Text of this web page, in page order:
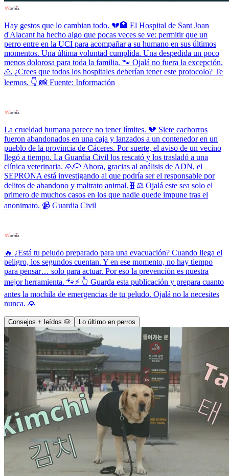
Hay gestos que lo cambian todo. 💔🏥 El Hospital de Sant Joan
d'Alacant ha hecho algo que pocas veces se ve: permitir que un
perro entre en la UCI para acompañar a su humano en sus últimos
momentos. Una última voluntad cumplida. Una despedida un poco
menos dolorosa para toda la familia. 🐾 Ojalá no fuera la excepción.
🙏 ¿Crees que todos los hospitales deberían tener este protocolo? Te
leemos. 👇 📸 Fuente: Información
La crueldad humana parece no tener límites. 💔 Siete cachorros
fueron abandonados en una caja y lanzados a un contenedor en un
pueblo de la provincia de Cáceres. Por suerte, el aviso de un vecino
llegó a tiempo. La Guardia Civil los rescató y los trasladó a una
clínica veterinaria. 🙏🐶 Ahora, gracias al análisis de ADN, el
SEPRONA está investigando al que podría ser el responsable por
delitos de abandono y maltrato animal.🧬⚖️ Ojalá este sea solo el
primero de muchos casos en los que nadie quede impune tras el
anonimato. 📹 Guardia Civil
🔥 ¿Está tu peludo preparado para una evacuación? Cuando llega el
peligro, los segundos cuentan. Y en ese momento, no hay tiempo
para pensar… solo para actuar. Por eso la prevención es nuestra
mejor herramienta. 🐾⚡ 👆 Guarda esta publicación y prepara cuanto
antes la mochila de emergencias de tu peludo. Ojalá no la necesites
nunca. 🙏
Consejos + leídos 🐶 Lo último en perros